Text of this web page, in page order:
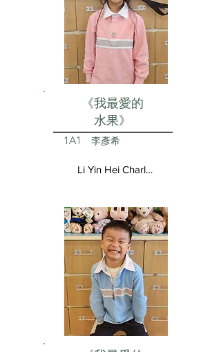
《我最愛的
水果》
1A1 李彥希
Li Yin Hei Charlotte